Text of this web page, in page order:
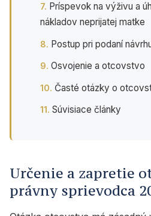
Príspevok na výživu a
nákladov neprijatej matke
Postup pri podaní
Osvojenie a otcovstvo
Časté otázky o
Súvisiace články
Určenie a zapretie
právny sprievodca